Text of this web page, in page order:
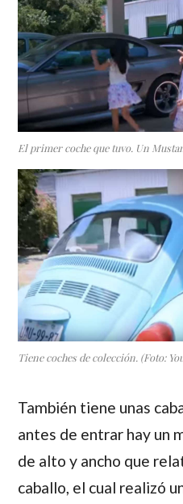
El primer coche que tuvo. Un
Tiene coches de colección. (Foto:
También tiene unas
antes de entrar hay un
de alto y ancho que
caballo, el cual realizó